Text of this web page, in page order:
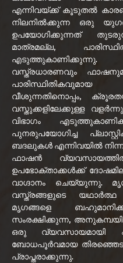
എന്നിവയ്ക്ക് കൂടുതൽ
നിലനിൽക്കുന്ന ഒരു
ഉപയോഗിക്കുന്നത്
മാത്രമല്ല,
എടുത്തുകാണിക്കുന്നു.
വസ്ത്രധാരണവും
പാരിസ്ഥിതികവുമായ
വീശുന്നതിനൊപ്പം,
വസ്തുക്കളിലേക്കുള്ള
വിഭാഗം
പുനരുപയോഗിച്ച
ബദലുകൾ എന്നിവയിൽ
ഫാഷൻ
ഉപഭോക്താക്കൾക്ക്
വാഗ്ദാനം ചെയ്യുന്നു.
വസ്ത്രങ്ങളുടെ യഥാർത്ഥ
മൃഗങ്ങളെ
സംരക്ഷിക്കുന്ന,
ഒരു വ്യവസായമായി
ബോധപൂർവമായ
പ്രാപ്തരാക്കുന്നു.